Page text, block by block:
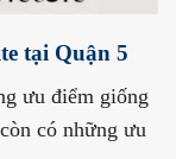
tại Quận 5
ưu điểm giống
có những ưu